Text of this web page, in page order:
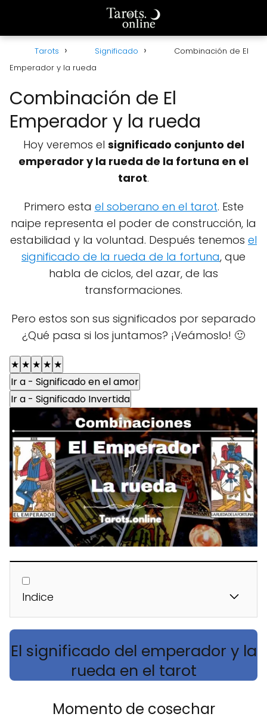
Tarots Significado
Combinación de El
Emperador y la rueda
Combinación de El
Emperador y la rueda
Hoy veremos el significado conjunto del
emperador y la rueda de la fortuna en el
tarot.
Primero esta el soberano en el tarot. Este
naipe representa el poder de construcción, la
estabilidad y la voluntad. Después tenemos el
significado de la rueda de la fortuna, que
habla de ciclos, del azar, de las
transformaciones.
Pero estos son sus significados por separado
¿Qué pasa si los juntamos? ¡Veámoslo! 🙂
★ ★ ★ ★ ★
Ir a - Significado en el amor
Ir a - Significado Invertida
Indice
El significado del emperador y la
rueda en el tarot
Momento de cosechar